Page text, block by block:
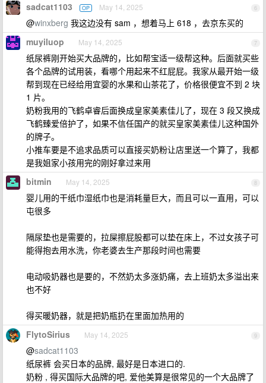
6
sadcat1103 OP May 14, 2025
@winxberg 我这边没有 sam ，想着马上 618 ，去京东买的
7
muyiluop May 14, 2025
纸尿裤刚开始买大品牌的，比如帮宝适一级帮这种。后面就买些
各个品牌的试用装，看哪个用起来不红屁屁。我家从最开始一级
帮到现在已经给用宜婴的水果和山茶花了，价格很便宜不到 2 块
1 片。
奶粉我用的飞鹤卓睿后面换成皇家美素佳儿了，现在 3 段又换成
飞鹤臻爱倍护了，如果不信任国产的就买皇家美素佳儿这种国外
的牌子。
小推车要是不追求品质可以直接买奶粉让店里送一个算了，我都
是我姐家小孩用完的刚好拿过来用
8
bitmin May 14, 2025
婴儿用的干纸巾湿纸巾也是消耗量巨大，而且可以一直用，可以
屯很多
隔尿垫也是需要的，拉屎擦屁股都可以垫在床上，不过女孩子可
能得抱去用水洗，你老婆去生产那段时间也需要
电动吸奶器也是要的，不然奶太多涨奶痛，去上班奶太多溢出来
也不好
得买暖奶器，就是把奶瓶扔在里面加热用的
9
FlytoSirius May 14, 2025
@sadcat1103
纸尿裤 会买日本的品牌, 最好是日本进口的.
奶粉 , 得买国际大品牌的吧, 爱他美算是很常见的一个大品牌了